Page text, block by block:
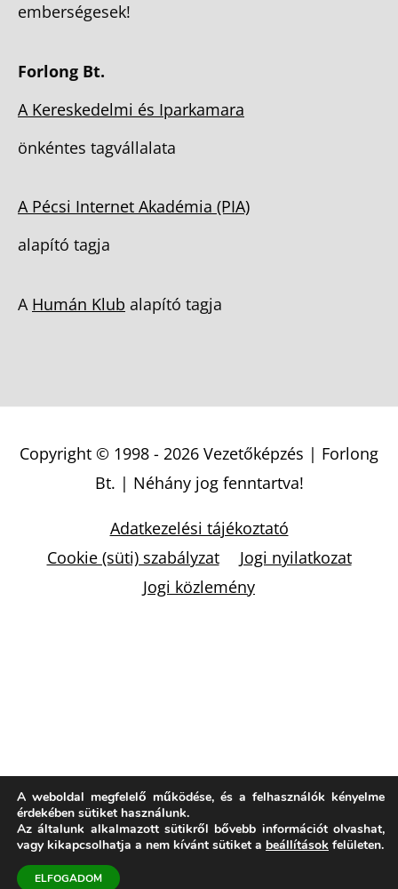
emberségesek!
Forlong Bt.
A Kereskedelmi és Iparkamara
önkéntes tagvállalata
A Pécsi Internet Akadémia (PIA)
alapító tagja
A Humán Klub alapító tagja
Copyright © 1998 - 2026 Vezetőképzés | Forlong
Bt. | Néhány jog fenntartva!
Adatkezelési tájékoztató
Cookie (süti) szabályzat
Jogi nyilatkozat
Jogi közlemény
A weboldal megfelelő működése, és a felhasználók kényelme
érdekében sütiket használunk.
Az általunk alkalmazott sütikről bővebb információt olvashat,
vagy kikapcsolhatja a nem kívánt sütiket a beállítások felületen.
ELFOGADOM